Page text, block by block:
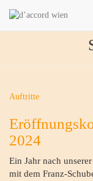
Auftritte
2024
Ein Jahr nach
mit dem Franz-